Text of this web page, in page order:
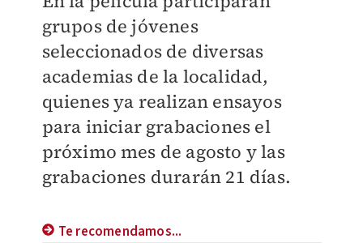
grupos de jóvenes
seleccionados de diversas
academias de la localidad,
quienes ya realizan ensayos
para iniciar grabaciones el
próximo mes de agosto y las
grabaciones durarán 21 días.
Te recomendamos...